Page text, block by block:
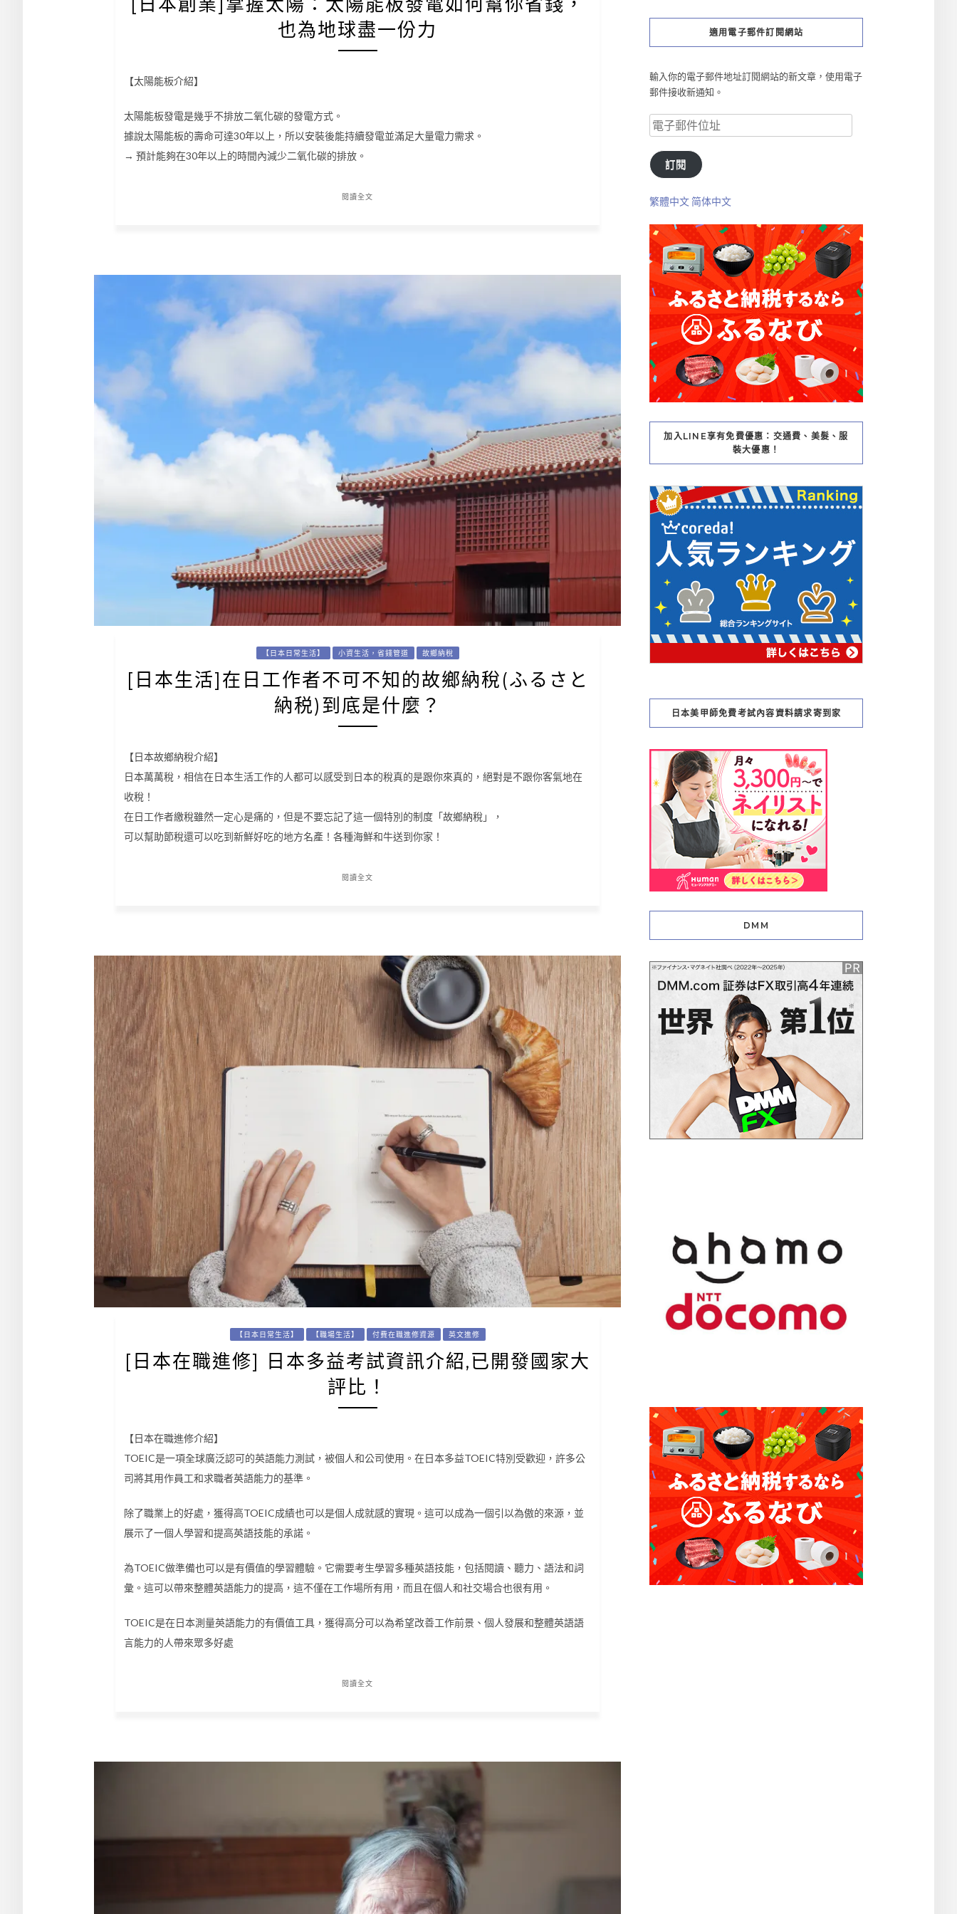
也為地球盡一份力
【太陽能板介紹】
太陽能板發電是幾乎不排放二氧化碳的發電方式。
據說太陽能板的壽命可達30年以上，所以安裝後能持續發電並滿足大量電力需求。
→ 預計能夠在30年以上的時間內減少二氧化碳的排放。
閱讀全文
【日本日常生活】 小資生活，省錢管道 故鄉納稅
[日本生活]在日工作者不可不知的故鄉納稅(ふるさと
納税)到底是什麼？
【日本故鄉納稅介紹】
日本萬萬稅，相信在日本生活工作的人都可以感受到日本的稅真的是跟你來真的，絕對是不跟你客氣地在
收稅！
在日工作者繳稅雖然一定心是痛的，但是不要忘記了這一個特別的制度「故鄉納稅」，
可以幫助節稅還可以吃到新鮮好吃的地方名產！各種海鮮和牛送到你家！
閱讀全文
【日本日常生活】 【職場生活】 付費在職進修資源 英文進修
[日本在職進修] 日本多益考試資訊介紹,已開發國家大
評比！
【日本在職進修介紹】
TOEIC是一項全球廣泛認可的英語能力測試，被個人和公司使用。在日本多益TOEIC特別受歡迎，許多公
司將其用作員工和求職者英語能力的基準。
除了職業上的好處，獲得高TOEIC成績也可以是個人成就感的實現。這可以成為一個引以為傲的來源，並
展示了一個人學習和提高英語技能的承諾。
為TOEIC做準備也可以是有價值的學習體驗。它需要考生學習多種英語技能，包括閱讀、聽力、語法和詞
彙。這可以帶來整體英語能力的提高，這不僅在工作場所有用，而且在個人和社交場合也很有用。
TOEIC是在日本測量英語能力的有價值工具，獲得高分可以為希望改善工作前景、個人發展和整體英語語
言能力的人帶來眾多好處
閱讀全文
適用電子郵件訂閱網站
輸入你的電子郵件地址訂閱網站的新文章，使用電子
郵件接收新通知。
訂閱
繁體中文 简体中文
加入LINE享有免費優惠：交通費、美髮、服
裝大優惠！
日本美甲師免費考試內容資料請求寄到家
DMM